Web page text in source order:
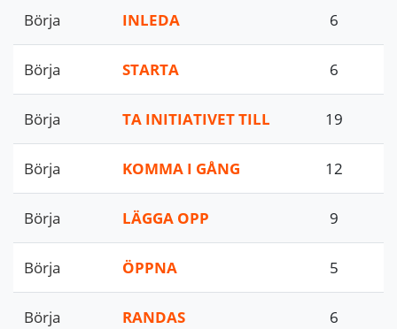
Börja INLEDA 6
Börja STARTA 6
Börja TA INITIATIVET TILL 19
Börja KOMMA I GÅNG 12
Börja LÄGGA OPP 9
Börja ÖPPNA 5
Börja RANDAS 6